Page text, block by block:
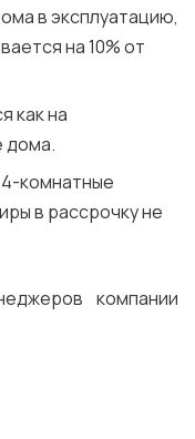
в эксплуатацию,
на 10% от
как на
дома.
комнатные
в рассрочку не
компании